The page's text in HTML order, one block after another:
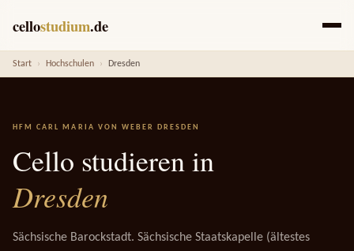
cellostudium.de
Start › Hochschulen › Dresden
HFM CARL MARIA VON WEBER DRESDEN
Cello studieren in
Dresden
Sächsische Barockstadt. Sächsische Staatskapelle (ältestes